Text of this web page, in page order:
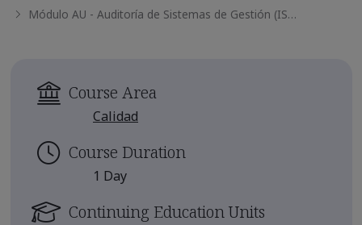
Módulo AU - Auditoría de Sistemas de Gestión (ISO 19011:2018)
Course Area
Calidad
Course Duration
1 Day
Continuing Education Units